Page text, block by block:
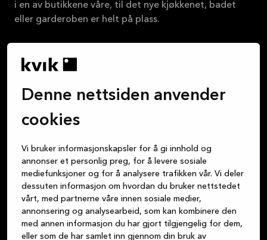
Denne nettsiden anvender
cookies
Vi bruker informasjonskapsler for å gi innhold og
annonser et personlig preg, for å levere sosiale
mediefunksjoner og for å analysere trafikken vår. Vi deler
dessuten informasjon om hvordan du bruker nettstedet
vårt, med partnerne våre innen sosiale medier,
annonsering og analysearbeid, som kan kombinere den
med annen informasjon du har gjort tilgjengelig for dem,
eller som de har samlet inn gjennom din bruk av
i en av butikkene våre, til det nye kjøkkenet, badet
eller garderoben er helt på plass.
Finn butikk